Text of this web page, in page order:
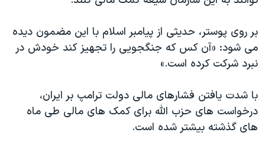
اعتراضات مردمی آبان ۹۸
اسرائیل در جنگ
همایش محافظه‌کاران آمریکا «سی‌پک»
صفحه‌های ویژه
بر روی پوستر، حدیثی از پیامبر اسلام با این مضمون دیده
می شود: «آن کس که جنگجویی را تجهیز کند خودش در
نبرد شرکت کرده است.»
با شدت یافتن فشارهای مالی دولت ترامپ بر ایران،
درخواست های حزب الله برای کمک های مالی طی ماه
های گذشته بیشتر شده است.